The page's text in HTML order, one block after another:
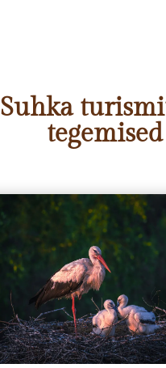
Suhka
tegemised